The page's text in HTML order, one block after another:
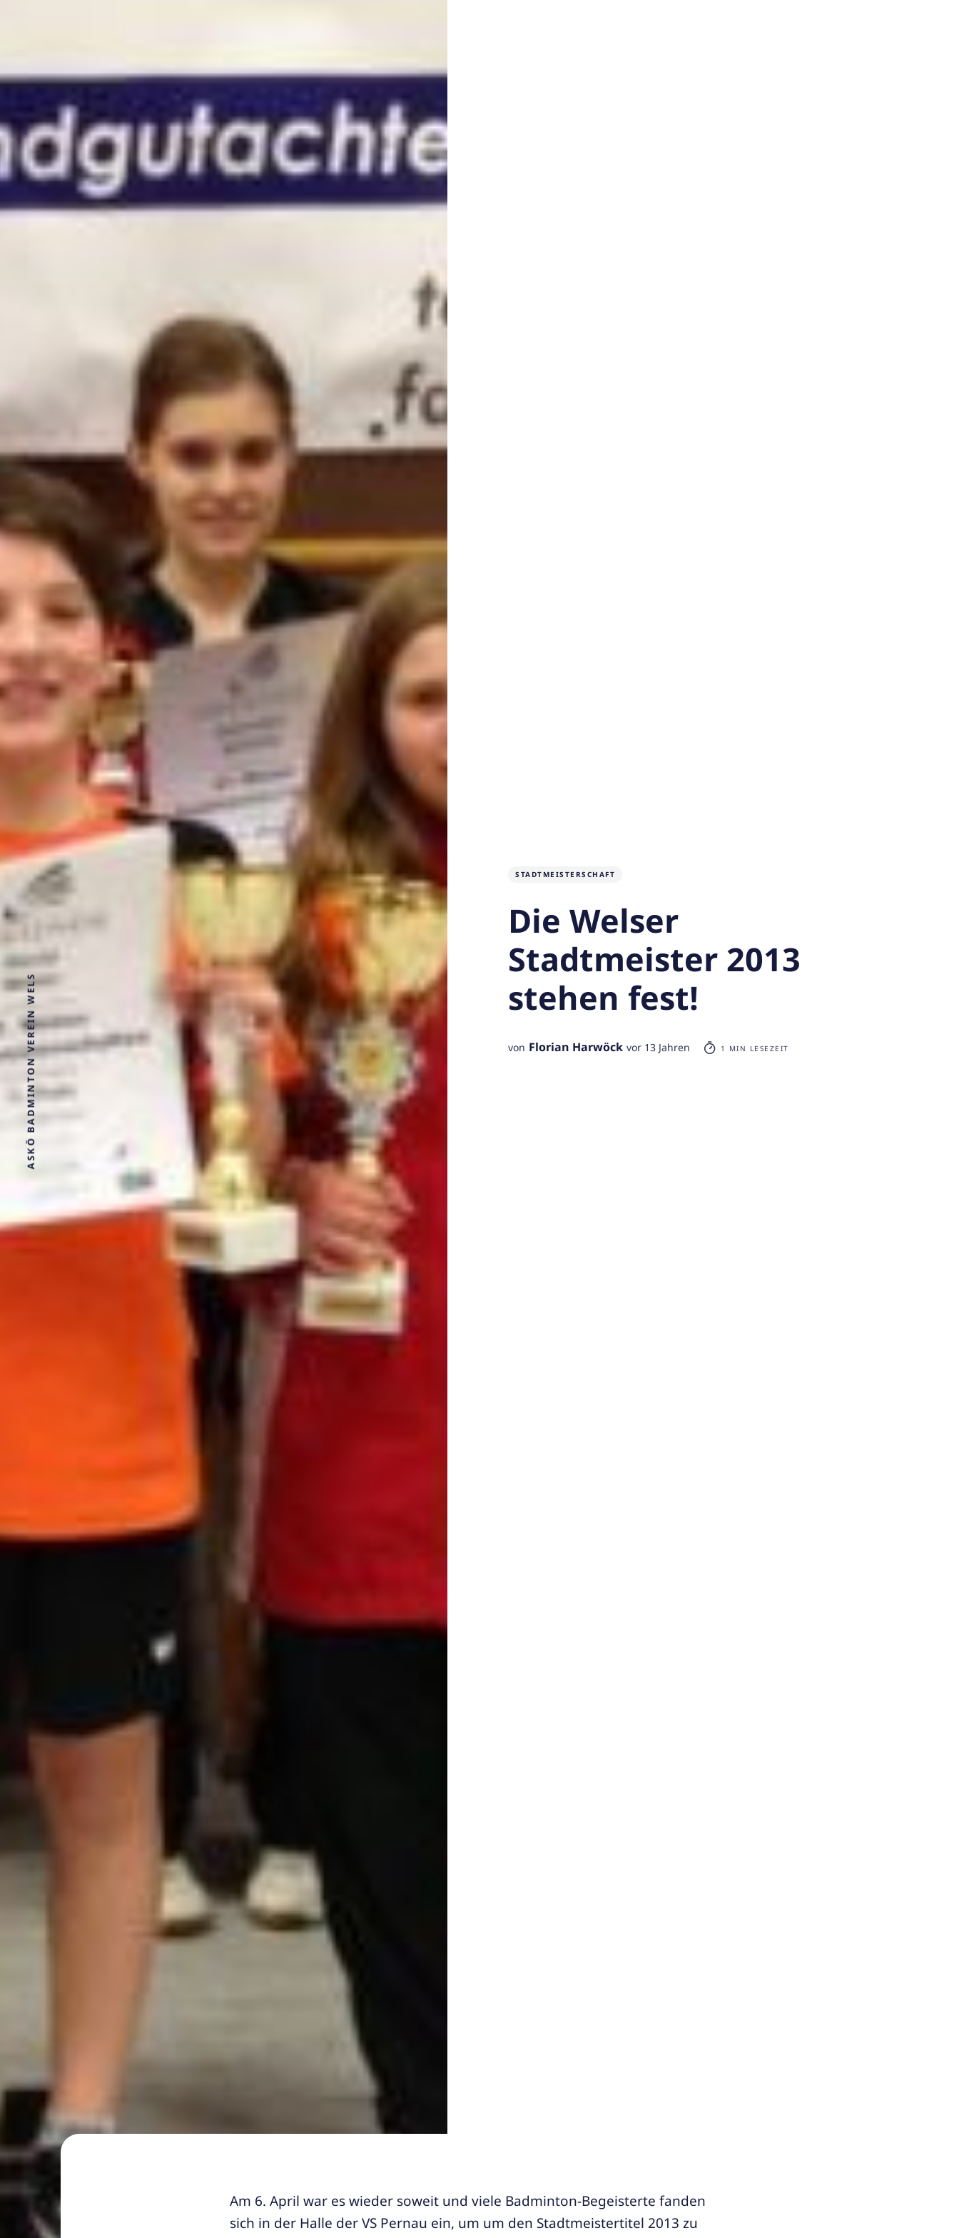
ASKÖ BADMINTON VEREIN WELS
STADTMEISTERSCHAFT
Die Welser
Stadtmeister 2013
stehen fest!
von Florian Harwöck vor 13 Jahren 1 MIN LESEZEIT
Am 6. April war es wieder soweit und viele Badminton-Begeisterte fanden
sich in der Halle der VS Pernau ein, um um den Stadtmeistertitel 2013 zu